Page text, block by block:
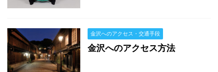
金沢へのアクセス・交通手段
金沢へのアクセス方法